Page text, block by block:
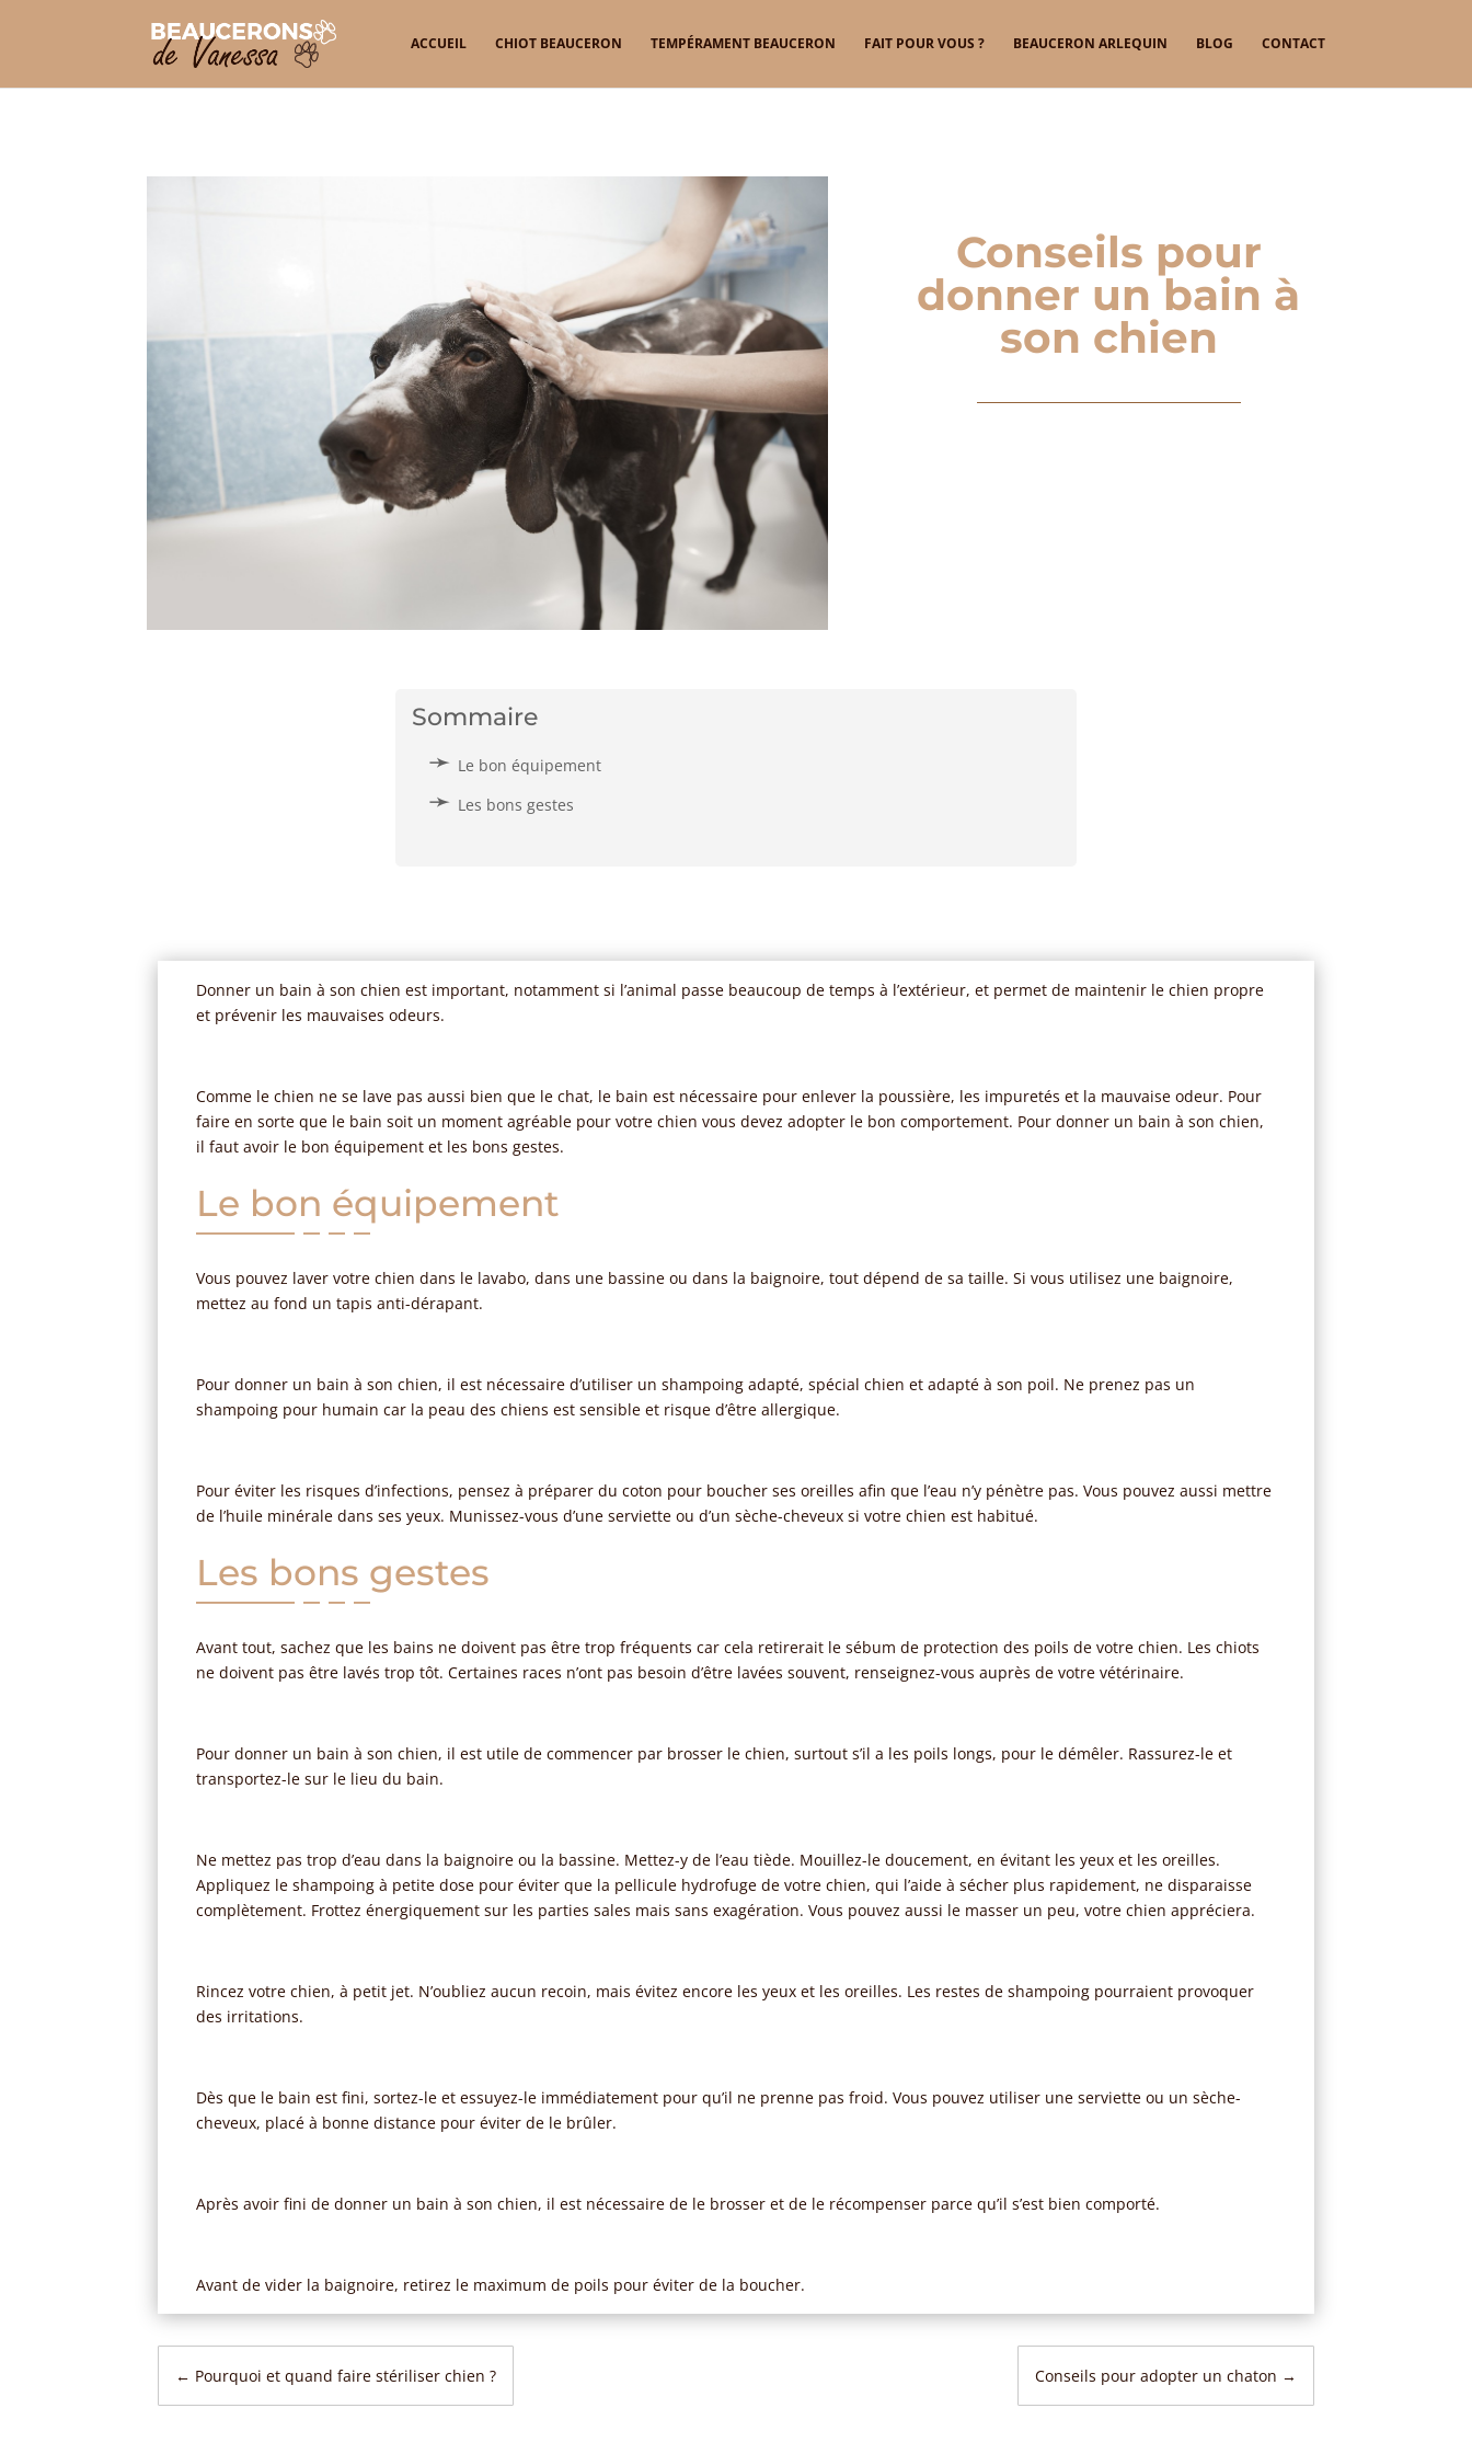
ACCUEIL CHIOT BEAUCERON TEMPÉRAMENT BEAUCERON FAIT POUR VOUS ? BEAUCERON ARLEQUIN BLOG CONTACT
Conseils pour
donner un bain à
son chien
Sommaire
Le bon équipement
Les bons gestes
Donner un bain à son chien est important, notamment si l’animal passe beaucoup de temps à l’extérieur, et permet de maintenir le chien propre
et prévenir les mauvaises odeurs.
Comme le chien ne se lave pas aussi bien que le chat, le bain est nécessaire pour enlever la poussière, les impuretés et la mauvaise odeur. Pour
faire en sorte que le bain soit un moment agréable pour votre chien vous devez adopter le bon comportement. Pour donner un bain à son chien,
il faut avoir le bon équipement et les bons gestes.
Le bon équipement
Vous pouvez laver votre chien dans le lavabo, dans une bassine ou dans la baignoire, tout dépend de sa taille. Si vous utilisez une baignoire,
mettez au fond un tapis anti-dérapant.
Pour donner un bain à son chien, il est nécessaire d’utiliser un shampoing adapté, spécial chien et adapté à son poil. Ne prenez pas un
shampoing pour humain car la peau des chiens est sensible et risque d’être allergique.
Pour éviter les risques d’infections, pensez à préparer du coton pour boucher ses oreilles afin que l’eau n’y pénètre pas. Vous pouvez aussi mettre
de l’huile minérale dans ses yeux. Munissez-vous d’une serviette ou d’un sèche-cheveux si votre chien est habitué.
Les bons gestes
Avant tout, sachez que les bains ne doivent pas être trop fréquents car cela retirerait le sébum de protection des poils de votre chien. Les chiots
ne doivent pas être lavés trop tôt. Certaines races n’ont pas besoin d’être lavées souvent, renseignez-vous auprès de votre vétérinaire.
Pour donner un bain à son chien, il est utile de commencer par brosser le chien, surtout s’il a les poils longs, pour le démêler. Rassurez-le et
transportez-le sur le lieu du bain.
Ne mettez pas trop d’eau dans la baignoire ou la bassine. Mettez-y de l’eau tiède. Mouillez-le doucement, en évitant les yeux et les oreilles.
Appliquez le shampoing à petite dose pour éviter que la pellicule hydrofuge de votre chien, qui l’aide à sécher plus rapidement, ne disparaisse
complètement. Frottez énergiquement sur les parties sales mais sans exagération. Vous pouvez aussi le masser un peu, votre chien appréciera.
Rincez votre chien, à petit jet. N’oubliez aucun recoin, mais évitez encore les yeux et les oreilles. Les restes de shampoing pourraient provoquer
des irritations.
Dès que le bain est fini, sortez-le et essuyez-le immédiatement pour qu’il ne prenne pas froid. Vous pouvez utiliser une serviette ou un sèche-
cheveux, placé à bonne distance pour éviter de le brûler.
Après avoir fini de donner un bain à son chien, il est nécessaire de le brosser et de le récompenser parce qu’il s’est bien comporté.
Avant de vider la baignoire, retirez le maximum de poils pour éviter de la boucher.
← Pourquoi et quand faire stériliser chien ? Conseils pour adopter un chaton →